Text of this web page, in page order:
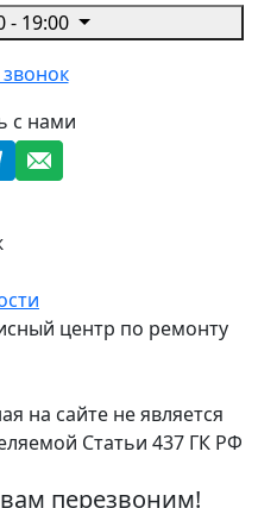
- 19:00
с нами
центр по ремонту
на сайте не является
Статьи 437 ГК РФ
перезвоним!